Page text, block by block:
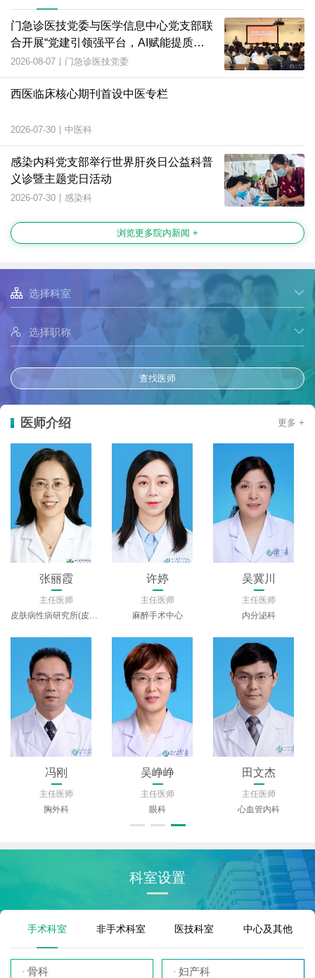
门急诊医技党委与医学信息中心党支部联
合开展“党建引领强平台，AI赋能提质
效”主题党日活动
2026-08-07 | 门急诊医技党委
西医临床核心期刊首设中医专栏
2026-07-30 | 中医科
感染内科党支部举行世界肝炎日公益科普
义诊暨主题党日活动
2026-07-30 | 感染科
浏览更多院内新闻 +


查找医师
医师介绍 更多 +
张丽霞
主任医师
皮肤病性病研究所(皮肤科)
许婷
主任医师
麻醉手术中心
吴冀川
主任医师
内分泌科
冯刚
主任医师
胸外科
吴峥峥
主任医师
眼科
田文杰
主任医师
心血管内科
科室设置
手术科室 非手术科室 医技科室 中心及其他
骨科 妇产科